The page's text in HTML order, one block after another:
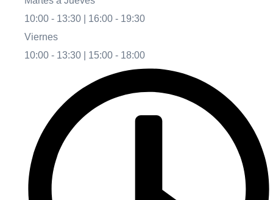
10:00 - 13:30 | 16:00 - 19:30
Viernes
10:00 - 13:30 | 15:00 - 18:00